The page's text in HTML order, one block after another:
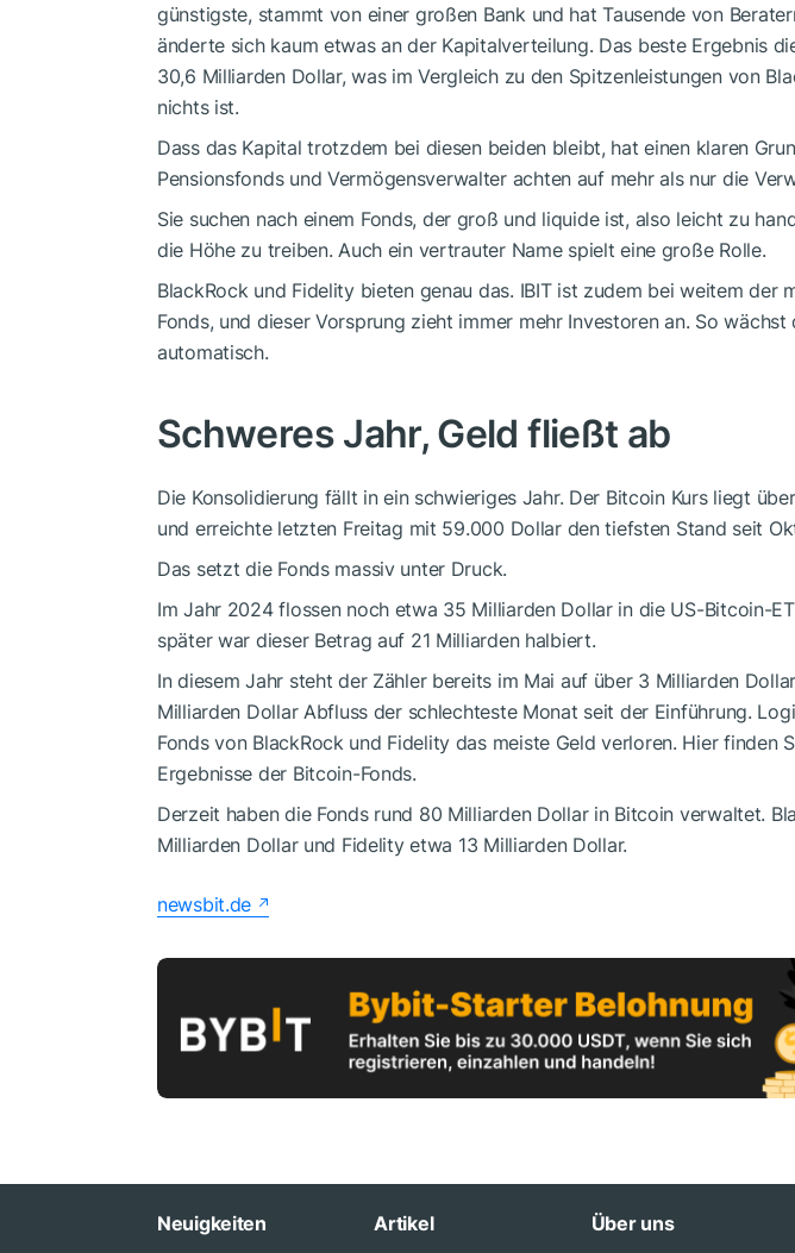
günstigste, stammt von einer großen Bank und hat Tausende von
änderte sich kaum etwas an der Kapitalverteilung. Das beste Ergebnis
30,6 Milliarden Dollar, was im Vergleich zu den Spitzenleistungen von
nichts ist.
Dass das Kapital trotzdem bei diesen beiden bleibt, hat einen klaren
Pensionsfonds und Vermögensverwalter achten auf mehr als nur die
Sie suchen nach einem Fonds, der groß und liquide ist, also leicht zu
die Höhe zu treiben. Auch ein vertrauter Name spielt eine große Rolle.
BlackRock und Fidelity bieten genau das. IBIT ist zudem bei weitem der
Fonds, und dieser Vorsprung zieht immer mehr Investoren an. So
automatisch.
Schweres Jahr, Geld fließt ab
Die Konsolidierung fällt in ein schwieriges Jahr. Der Bitcoin Kurs liegt
und erreichte letzten Freitag mit 59.000 Dollar den tiefsten Stand seit
Das setzt die Fonds massiv unter Druck.
Im Jahr 2024 flossen noch etwa 35 Milliarden Dollar in die US-Bitcoin-
später war dieser Betrag auf 21 Milliarden halbiert.
In diesem Jahr steht der Zähler bereits im Mai auf über 3 Milliarden
Milliarden Dollar Abfluss der schlechteste Monat seit der Einführung.
Fonds von BlackRock und Fidelity das meiste Geld verloren. Hier finden
Ergebnisse der Bitcoin-Fonds.
Derzeit haben die Fonds rund 80 Milliarden Dollar in Bitcoin verwaltet.
Milliarden Dollar und Fidelity etwa 13 Milliarden Dollar.
newsbit.de
Neuigkeiten Artikel Über uns